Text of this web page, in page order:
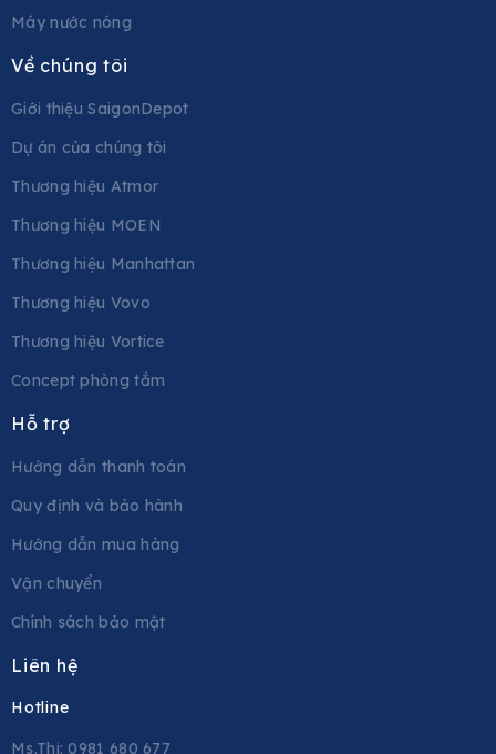
Máy nước nóng
Về chúng tôi
Giới thiệu SaigonDepot
Dự án của chúng tôi
Thương hiệu Atmor
Thương hiệu MOEN
Thương hiệu Manhattan
Thương hiệu Vovo
Thương hiệu Vortice
Concept phòng tắm
Hỗ trợ
Hướng dẫn thanh toán
Quy định và bảo hành
Hướng dẫn mua hàng
Vận chuyển
Chính sách bảo mật
Liên hệ
Hotline
Ms.Thi: 0981 680 677